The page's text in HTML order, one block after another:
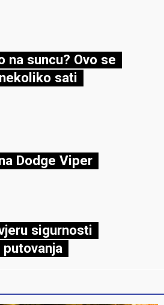
na suncu? Ovo se
sati
Dodge Viper
sigurnosti